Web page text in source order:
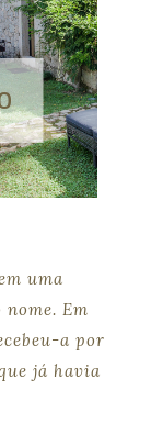
uma
Em
a por
já havia